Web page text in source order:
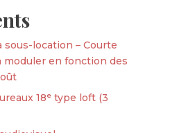
sous-location – Courte
moduler en fonction des
18ᵉ type loft (3